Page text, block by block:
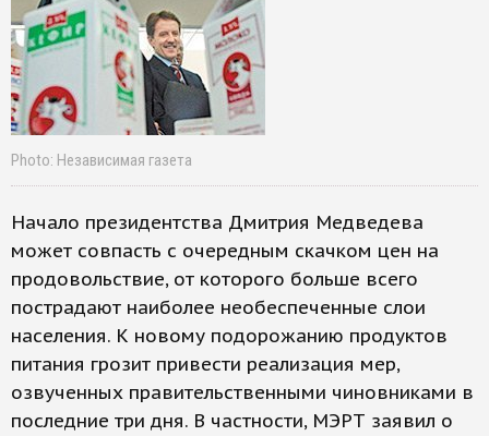
Photo: Независимая газета
Начало президентства Дмитрия Медведева
может совпасть с очередным скачком цен на
продовольствие, от которого больше всего
пострадают наиболее необеспеченные слои
населения. К новому подорожанию продуктов
питания грозит привести реализация мер,
озвученных правительственными чиновниками в
последние три дня. В частности, МЭРТ заявил о